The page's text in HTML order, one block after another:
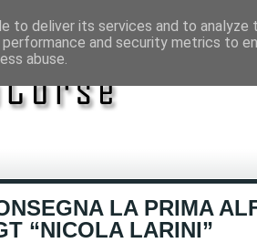
LA PRIMA
“NICOLA LARINI”
to deliver its services and to analyze
and security metrics to
abuse.